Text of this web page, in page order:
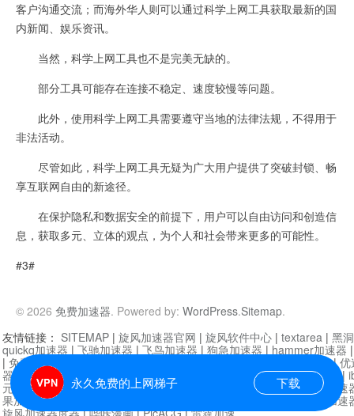
客户沟通交流；而海外华人则可以通过科学上网工具获取最新的国
内新闻、娱乐资讯。
当然，科学上网工具也不是完美无缺的。
部分工具可能存在连接不稳定、速度较慢等问题。
此外，使用科学上网工具需要遵守当地的法律法规，不得用于
非法活动。
尽管如此，科学上网工具无疑为广大用户提供了突破封锁、畅
享互联网自由的新途径。
在保护隐私和数据安全的前提下，用户可以自由访问和创造信
息，获取多元、立体的观点，为个人和社会带来更多的可能性。
#3#
© 2026 免费加速器. Powered by: WordPress.Sitemap.
永久免费的上网梯子 下载
友情链接： SITEMAP | 旋风加速器官网 | 旋风软件中心 | textarea | 黑
quickq加速器 | 飞驰加速器 | 飞鸟加速器 | 狗急加速器 | hammer加速器
| 免费vqn加速外网 迷雾通|优
器| 快柠檬加速器 |黑洞加速 |falemon 快橙加速器|anycast加速器 |
元机场加速器 |一元机场|老王加速器 | 白石山|
小牛加速
果加速器|黑洞加速
芒果加速